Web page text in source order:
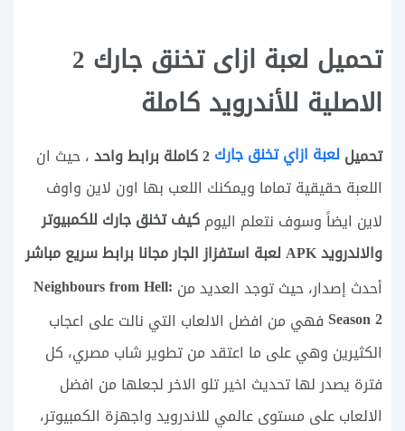
تحميل لعبة ازاى تخنق جارك 2
الاصلية للأندرويد كاملة
تحميللعبة ازاي تخنق جارك
، حيث ان
اللعبة حقيقية تماما ويمكنك اللعب بها اون لاين واوف
لاين ايضاً وسوف نتعلم اليومكيف تخنق جارك للكمبيوتر
والاندرويد APK لعبة استفزاز الجار مجانا برابط سريع مباشر
أحدث إصدار، حيث توجد العديد من Neighbours from Hell:
Season 2فهي من افضل الالعاب التي نالت على اعجاب
الكثيرين وهي على ما اعتقد من تطوير شاب مصري، كل
فترة يصدر لها تحديث اخير تلو الاخر لجعلها من افضل
الالعاب على مستوى عالمي للاندرويد واجهزة الكمبيوتر،